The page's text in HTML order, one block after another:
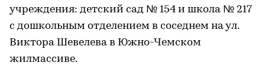
учреждения: детский сад № 154 и школа № 217
с дошкольным отделением в соседнем на ул.
Виктора Шевелева в Южно-Чемском
жилмассиве.